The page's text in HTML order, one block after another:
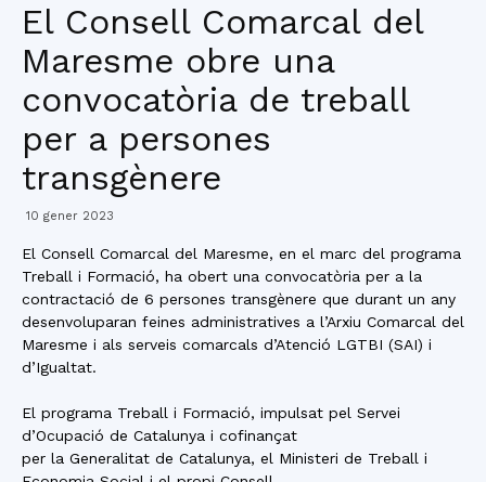
del
El Consell Comarcal del
Maresme obre una
convocatòria de treball
per a persones
transgènere
10 gener 2023
El Consell Comarcal del Maresme, en el marc del programa
Treball i Formació, ha obert una convocatòria per a la
contractació de 6 persones transgènere que durant un any
desenvoluparan feines administratives a l’Arxiu Comarcal del
Maresme i als serveis comarcals d’Atenció LGTBI (SAI) i
d’Igualtat.
El programa Treball i Formació, impulsat pel Servei
d’Ocupació de Catalunya i cofinançat
per la Generalitat de Catalunya, el Ministeri de Treball i